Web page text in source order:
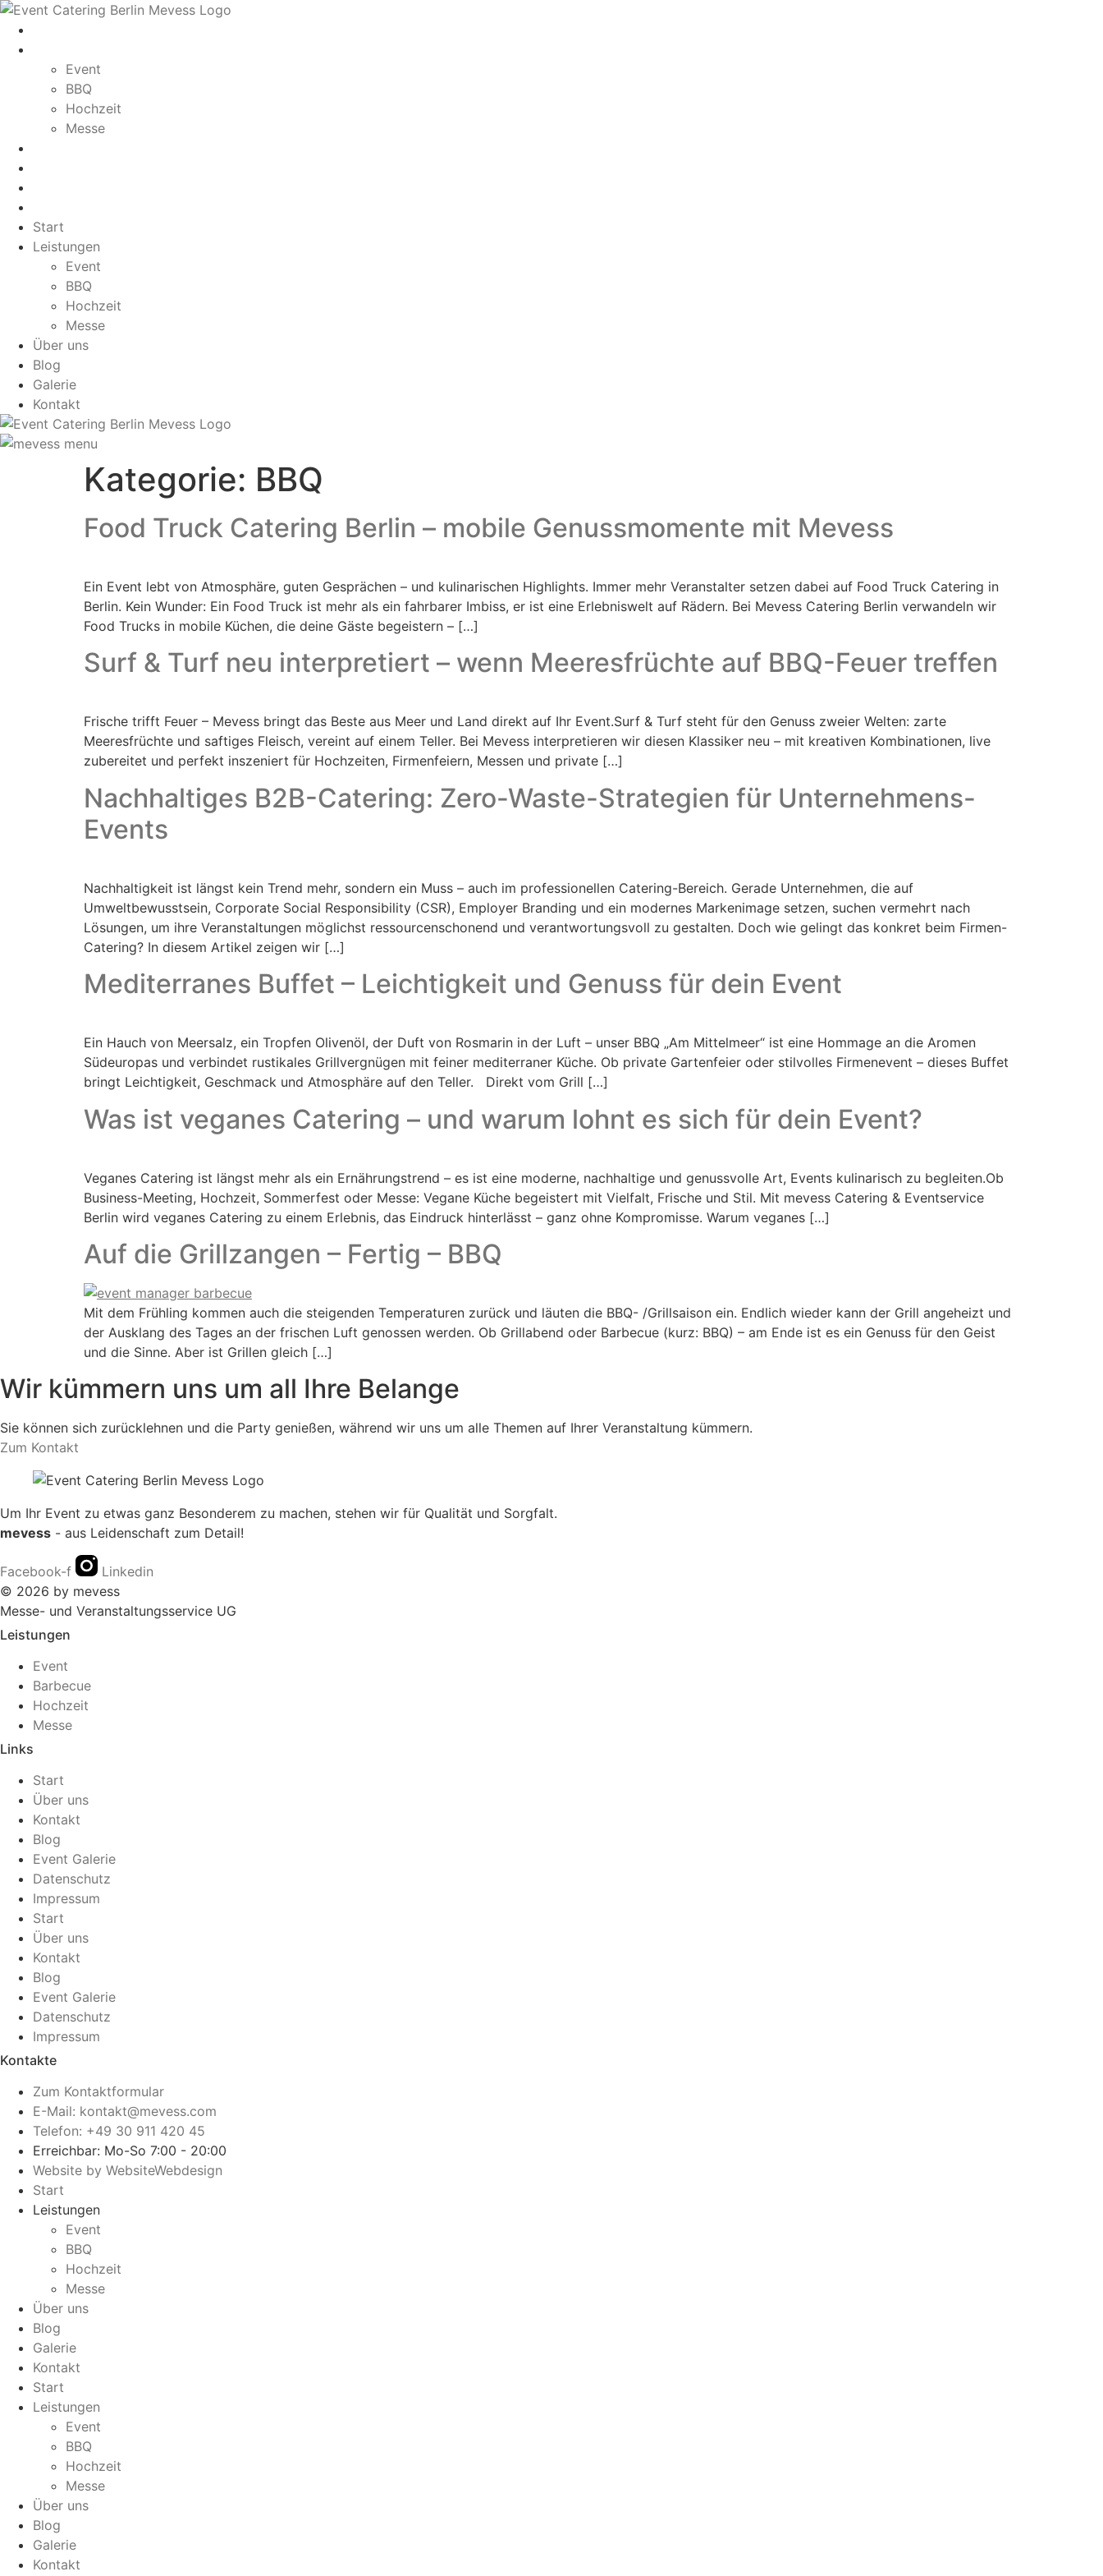
Zum
Inhalt
springen
Event
BBQ
Hochzeit
Messe
Start
Leistungen
Event
BBQ
Hochzeit
Messe
Über uns
Blog
Galerie
Kontakt
Kategorie: BBQ
Food Truck Catering Berlin – mobile Genussmomente mit Mevess
Ein Event lebt von Atmosphäre, guten Gesprächen – und kulinarischen Highlights. Immer mehr Veranstalter setzen dabei auf Food Truck Catering in
Berlin. Kein Wunder: Ein Food Truck ist mehr als ein fahrbarer Imbiss, er ist eine Erlebniswelt auf Rädern. Bei Mevess Catering Berlin verwandeln wir
Food Trucks in mobile Küchen, die deine Gäste begeistern – […]
Surf & Turf neu interpretiert – wenn Meeresfrüchte auf BBQ-Feuer treffen
Frische trifft Feuer – Mevess bringt das Beste aus Meer und Land direkt auf Ihr Event.Surf & Turf steht für den Genuss zweier Welten: zarte
Meeresfrüchte und saftiges Fleisch, vereint auf einem Teller. Bei Mevess interpretieren wir diesen Klassiker neu – mit kreativen Kombinationen, live
zubereitet und perfekt inszeniert für Hochzeiten, Firmenfeiern, Messen und private […]
Nachhaltiges B2B-Catering: Zero-Waste-Strategien für Unternehmens-
Events
Nachhaltigkeit ist längst kein Trend mehr, sondern ein Muss – auch im professionellen Catering-Bereich. Gerade Unternehmen, die auf
Umweltbewusstsein, Corporate Social Responsibility (CSR), Employer Branding und ein modernes Markenimage setzen, suchen vermehrt nach
Lösungen, um ihre Veranstaltungen möglichst ressourcenschonend und verantwortungsvoll zu gestalten. Doch wie gelingt das konkret beim Firmen-
Catering? In diesem Artikel zeigen wir […]
Mediterranes Buffet – Leichtigkeit und Genuss für dein Event
Ein Hauch von Meersalz, ein Tropfen Olivenöl, der Duft von Rosmarin in der Luft – unser BBQ „Am Mittelmeer“ ist eine Hommage an die Aromen
Südeuropas und verbindet rustikales Grillvergnügen mit feiner mediterraner Küche. Ob private Gartenfeier oder stilvolles Firmenevent – dieses Buffet
bringt Leichtigkeit, Geschmack und Atmosphäre auf den Teller. Direkt vom Grill […]
Was ist veganes Catering – und warum lohnt es sich für dein Event?
Veganes Catering ist längst mehr als ein Ernährungstrend – es ist eine moderne, nachhaltige und genussvolle Art, Events kulinarisch zu begleiten.Ob
Business-Meeting, Hochzeit, Sommerfest oder Messe: Vegane Küche begeistert mit Vielfalt, Frische und Stil. Mit mevess Catering & Eventservice
Berlin wird veganes Catering zu einem Erlebnis, das Eindruck hinterlässt – ganz ohne Kompromisse. Warum veganes […]
Auf die Grillzangen – Fertig – BBQ
Mit dem Frühling kommen auch die steigenden Temperaturen zurück und läuten die BBQ- /Grillsaison ein. Endlich wieder kann der Grill angeheizt und
der Ausklang des Tages an der frischen Luft genossen werden. Ob Grillabend oder Barbecue (kurz: BBQ) – am Ende ist es ein Genuss für den Geist
und die Sinne. Aber ist Grillen gleich […]
Wir kümmern uns um all Ihre Belange
Sie können sich zurücklehnen und die Party genießen, während wir uns um alle Themen auf Ihrer Veranstaltung kümmern.
Zum Kontakt
Um Ihr Event zu etwas ganz Besonderem zu machen, stehen wir für Qualität und Sorgfalt.
mevess - aus Leidenschaft zum Detail!
Facebook-f
Linkedin
© 2026 by mevess
Messe- und Veranstaltungsservice UG
Leistungen
Event
Barbecue
Hochzeit
Messe
Links
Start
Über uns
Kontakt
Blog
Event Galerie
Datenschutz
Impressum
Start
Über uns
Kontakt
Blog
Event Galerie
Datenschutz
Impressum
Kontakte
Zum Kontaktformular
E-Mail: kontakt@mevess.com
Telefon: +49 30 911 420 45
Erreichbar: Mo-So 7:00 - 20:00
Website by WebsiteWebdesign
Start
Leistungen
Event
BBQ
Hochzeit
Messe
Über uns
Blog
Galerie
Kontakt
Start
Leistungen
Event
BBQ
Hochzeit
Messe
Über uns
Blog
Galerie
Kontakt